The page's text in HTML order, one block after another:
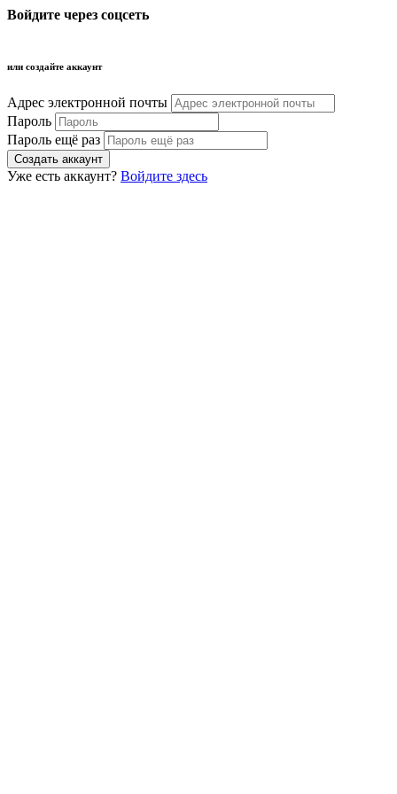
Войдите через соцсеть
или создайте аккаунт
Адрес электронной почты
Пароль
Пароль ещё раз
Уже есть аккаунт? Войдите здесь